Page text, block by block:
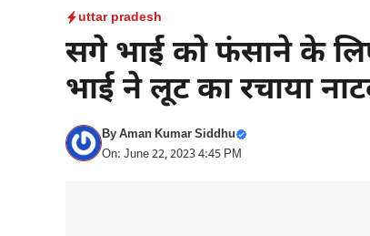
uttar pradesh
सगे भाई को फंसाने के
भाई ने लूट का रचाया
ByAman Kumar Siddhu
On: June 22, 2023 4:45 PM